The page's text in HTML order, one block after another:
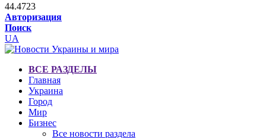
44.4723
Авторизация
Поиск
UA
ВСЕ РАЗДЕЛЫ
Главная
Украина
Город
Мир
Бизнес
Все новости раздела